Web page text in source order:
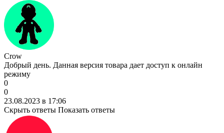
Crow
Добрый день. Данная версия товара дает доступ к онлайн
режиму
0
0
23.08.2023 в 17:06
Скрыть ответы Показать ответы